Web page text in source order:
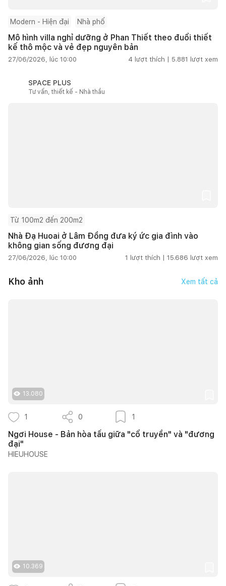
Modern - Hiện đại Nhà phố
Mô hình villa nghỉ dưỡng ở Phan Thiết theo đuổi thiết
kế thô mộc và vẻ đẹp nguyên bản
27/06/2026, lúc 10:00 4 lượt thích | 5.881 lượt xem
SPACE PLUS
Tư vấn, thiết kế - Nhà thầu
Từ 100m2 đến 200m2
Nhà Đạ Huoai ở Lâm Đồng đưa ký ức gia đình vào
không gian sống đương đại
27/06/2026, lúc 10:00 1 lượt thích | 15.686 lượt xem
Kho ảnh Xem tất cả
13.080
1 0 1
Ngơi House - Bản hòa tấu giữa "cổ truyền" và "đương
đại"
HIEUHOUSE
10.369